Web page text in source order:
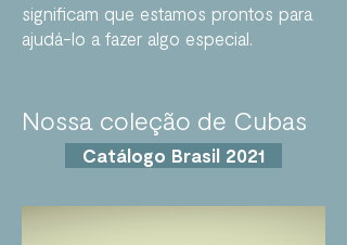
significam que estamos prontos para
ajudá-lo a fazer algo especial.
Nossa coleção de Cubas
Catálogo Brasil 2021